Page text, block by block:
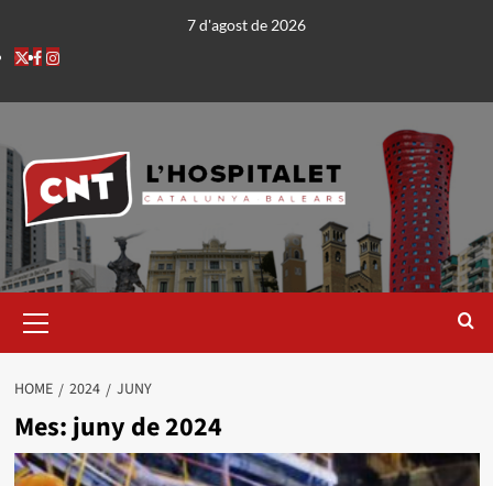
7 d'agost de 2026
HOME 2024 JUNY
Mes:juny de 2024